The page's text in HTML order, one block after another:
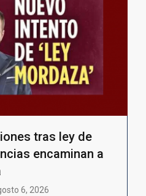
tras ley de
encaminan a
6, 2026